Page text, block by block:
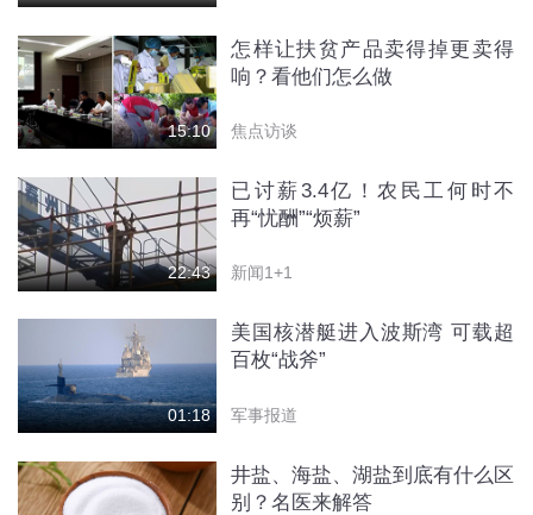
15:10
怎样让扶贫产品卖得掉更卖得
响？看他们怎么做
焦点访谈
22:43
已讨薪3.4亿！农民工何时不
再“忧酬”“烦薪”
新闻1+1
01:18
美国核潜艇进入波斯湾 可载超
百枚“战斧”
军事报道
井盐、海盐、湖盐到底有什么区
别？名医来解答